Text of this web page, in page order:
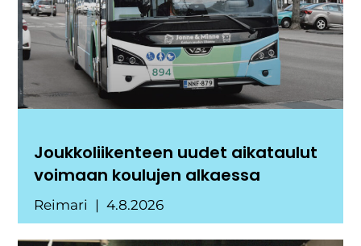
Joukkoliikenteen uudet aikataulut
voimaan koulujen alkaessa
Reimari 4.8.2026